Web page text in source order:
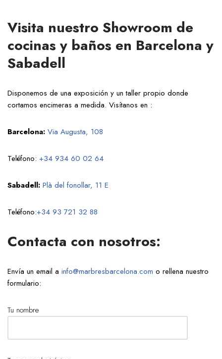
Visita nuestro Showroom de
cocinas y baños en Barcelona y
Sabadell
Disponemos de una exposición y un taller propio donde
cortamos encimeras a medida. Visítanos en :
Barcelona: Via Augusta, 108
Teléfono: +34 934 60 02 64
Sabadell: Plà del fonollar, 11 E
Teléfono:+34 93 721 32 88
Contacta con nosotros:
Envía un email a info@marbresbarcelona.com o rellena nuestro
formulario:
Tu nombre